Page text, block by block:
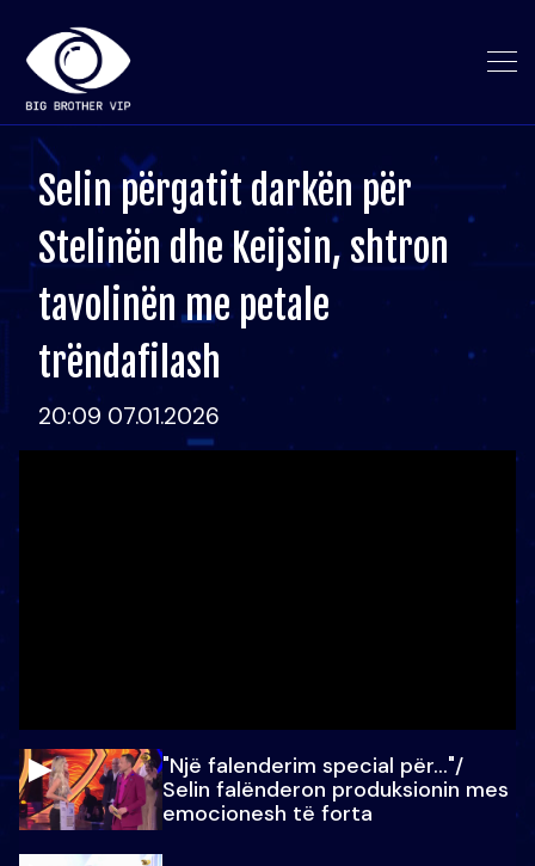
Selin përgatit darkën për
Stelinën dhe Keijsin, shtron
tavolinën me petale
trëndafilash
20:09 07.01.2026
"Një falenderim special për…"/
Selin falënderon produksionin mes
emocionesh të forta